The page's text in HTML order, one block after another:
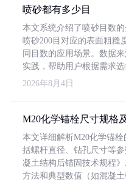
喷砂都有多少目
本文系统介绍了喷砂目数
喷砂200目对应的表面粗糙
同目数的应用场景。数据
实践，帮助用户根据需求选
2026年8月4日
M20化学锚栓尺寸规格
本文详细解析M20化学锚
括螺杆直径、钻孔尺寸等
凝土结构后锚固技术规程
方法和典型数值（如混凝土